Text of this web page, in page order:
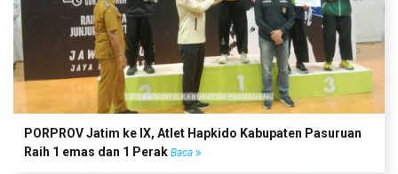
PORPROV Jatim ke IX, Atlet Hapkido Kabupaten Pasuruan
Raih 1 emas dan 1 Perak Baca